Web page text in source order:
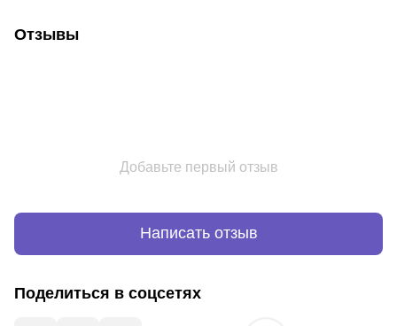
Отзывы
Добавьте первый отзыв
Написать отзыв
Поделиться в соцсетях